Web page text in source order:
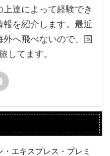
達によって経験でき
を紹介します。最近
へ飛べないので、国
してます。
エキスプレス・プレミ